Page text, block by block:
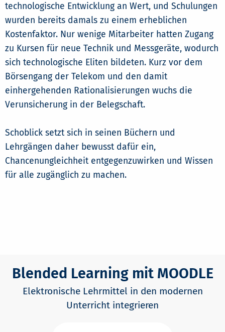
technologische Entwicklung an Wert, und Schulungen
wurden bereits damals zu einem erheblichen
Kostenfaktor. Nur wenige Mitarbeiter hatten Zugang
zu Kursen für neue Technik und Messgeräte, wodurch
sich technologische Eliten bildeten. Kurz vor dem
Börsengang der Telekom und den damit
einhergehenden Rationalisierungen wuchs die
Verunsicherung in der Belegschaft.
Schoblick setzt sich in seinen Büchern und
Lehrgängen daher bewusst dafür ein,
Chancenungleichheit entgegenzuwirken und Wissen
für alle zugänglich zu machen.
Blended Learning mit MOODLE
Elektronische Lehrmittel in den modernen
Unterricht integrieren